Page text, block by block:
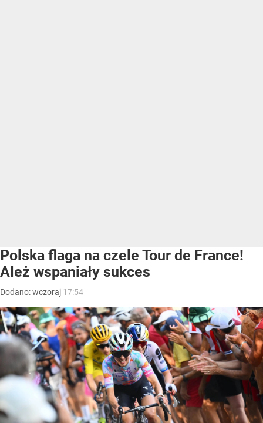
Polska flaga na czele Tour de France!
Ależ wspaniały sukces
Dodano:wczoraj 17:54